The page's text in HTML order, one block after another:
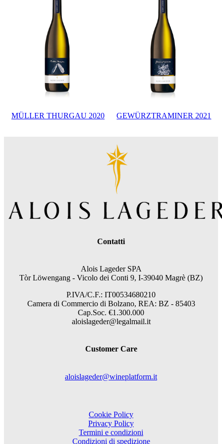
MÜLLER THURGAU 2020 GEWÜRZTRAMINER 2021
Contatti
Alois Lageder SPA
Tòr Löwengang - Vicolo dei Conti 9, I-39040 Magrè (BZ)
P.IVA/C.F.: IT00534680210
Camera di Commercio di Bolzano, REA: BZ - 85403
Cap.Soc. €1.300.000
aloislageder@legalmail.it
Customer Care
aloislageder@wineplatform.it
Cookie Policy
Privacy Policy
Termini e condizioni
Condizioni di spedizione